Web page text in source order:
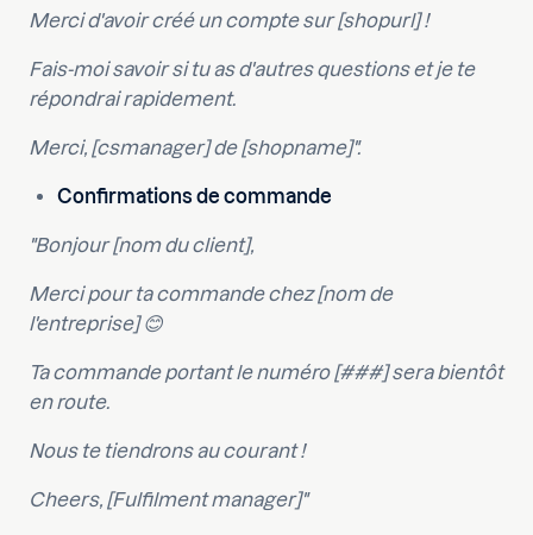
Merci d'avoir créé un compte sur [shopurl] !
Fais-moi savoir si tu as d'autres questions et je te
répondrai rapidement.
Merci, [csmanager] de [shopname]".
Confirmations de commande
"Bonjour [nom du client],
Merci pour ta commande chez [nom de
l'entreprise] 😊
Ta commande portant le numéro [###] sera bientôt
en route.
Nous te tiendrons au courant !
Cheers, [Fulfilment manager]"